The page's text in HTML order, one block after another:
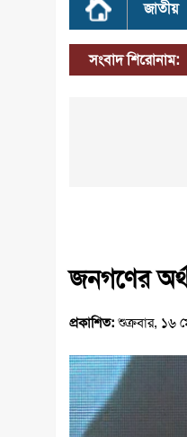
জাতীয়
সংবাদ শিরোনাম:
জনগণের
প্রকাশিত: শুক্রবার, ১৬